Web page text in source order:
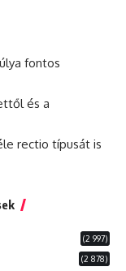
fontos
és a
rectio típusát is
(2 997)
(2 878)